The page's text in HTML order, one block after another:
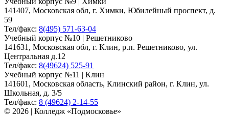
141407, Московская обл, г. Химки, Юбилейный проспект, д.
59
Тел/факс: 8(495) 571-63-04
Учебный корпус №10 | Решетниково
141631, Московская обл, г. Клин, р.п. Решетниково, ул.
Центральная д.12
Тел/факс: 8(49624) 525-91
Учебный корпус №11 | Клин
141601, Московская область, Клинский район, г. Клин, ул.
Школьная, д. 3/5
Тел/факс: 8 (49624) 2-14-55
© 2026 | Колледж «Подмосковье»